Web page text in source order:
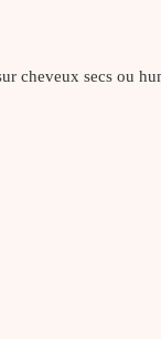
cheveux secs ou